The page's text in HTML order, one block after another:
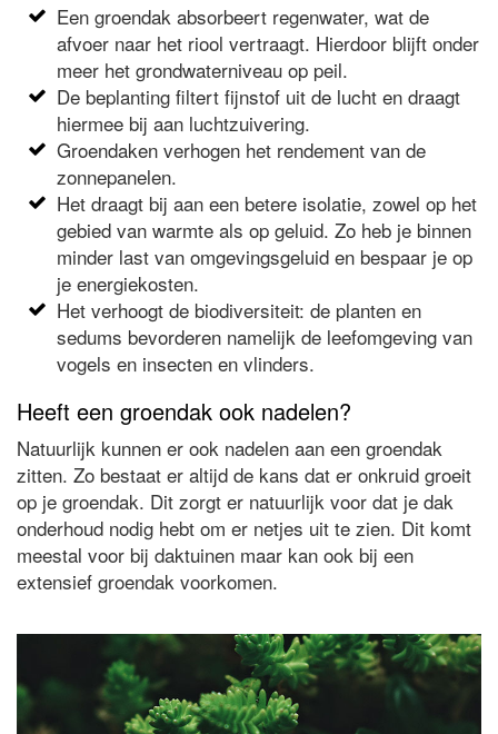
Een groendak absorbeert regenwater, wat de
afvoer naar het riool vertraagt. Hierdoor blijft onder
meer het grondwaterniveau op peil.
De beplanting filtert fijnstof uit de lucht en draagt
hiermee bij aan luchtzuivering.
Groendaken verhogen het rendement van de
zonnepanelen.
Het draagt bij aan een betere isolatie, zowel op het
gebied van warmte als op geluid. Zo heb je binnen
minder last van omgevingsgeluid en bespaar je op
je energiekosten.
Het verhoogt de biodiversiteit: de planten en
sedums bevorderen namelijk de leefomgeving van
vogels en insecten en vlinders.
Heeft een groendak ook nadelen?
Natuurlijk kunnen er ook nadelen aan een groendak
zitten. Zo bestaat er altijd de kans dat er onkruid groeit
op je groendak. Dit zorgt er natuurlijk voor dat je dak
onderhoud nodig hebt om er netjes uit te zien. Dit komt
meestal voor bij daktuinen maar kan ook bij een
extensief groendak voorkomen.